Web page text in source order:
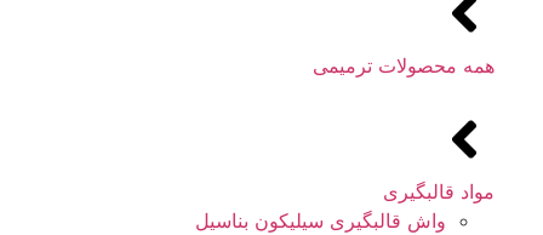
همه محصولات ترمیمی
مواد قالبگیری
واش قالبگیری سیلیکون بناسیل